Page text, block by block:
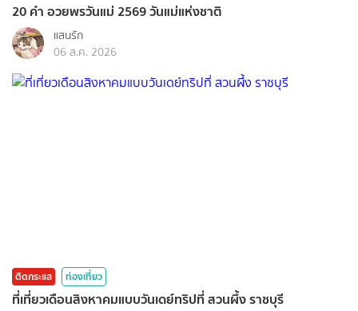
20 คำ อวยพรวันแม่ 2569 วันแม่แห่งชาติ
แสนรัก
06 ส.ค. 2026
ติดกระแส ท่องเที่ยว
ที่เที่ยวเดือนสิงหาคมแบบวันเดย์ทริปที่ สวนผึ้ง ราชบุรี